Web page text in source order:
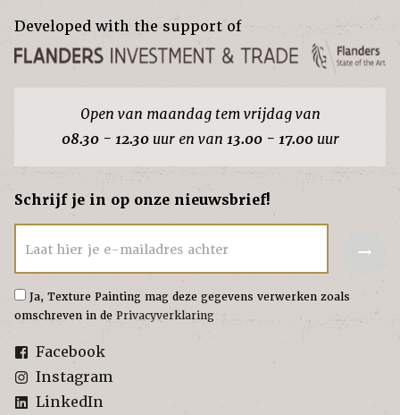
Developed with the support of
Open van maandag tem vrijdag van
08.30 - 12.30uur en van 13.00 - 17.00uur
Schrijf je in op onze nieuwsbrief!
Laat hier je e-mailadres achter →
Ja, Texture Painting mag deze gegevens verwerken zoals
omschreven in de Privacyverklaring
Facebook
Instagram
LinkedIn